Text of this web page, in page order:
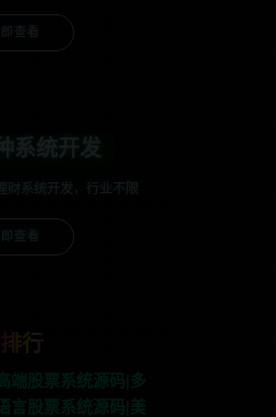
即查看
系统开发
财系统开发，行业不限
即查看
行
端股票系统源码|多
言股票系统源码|美